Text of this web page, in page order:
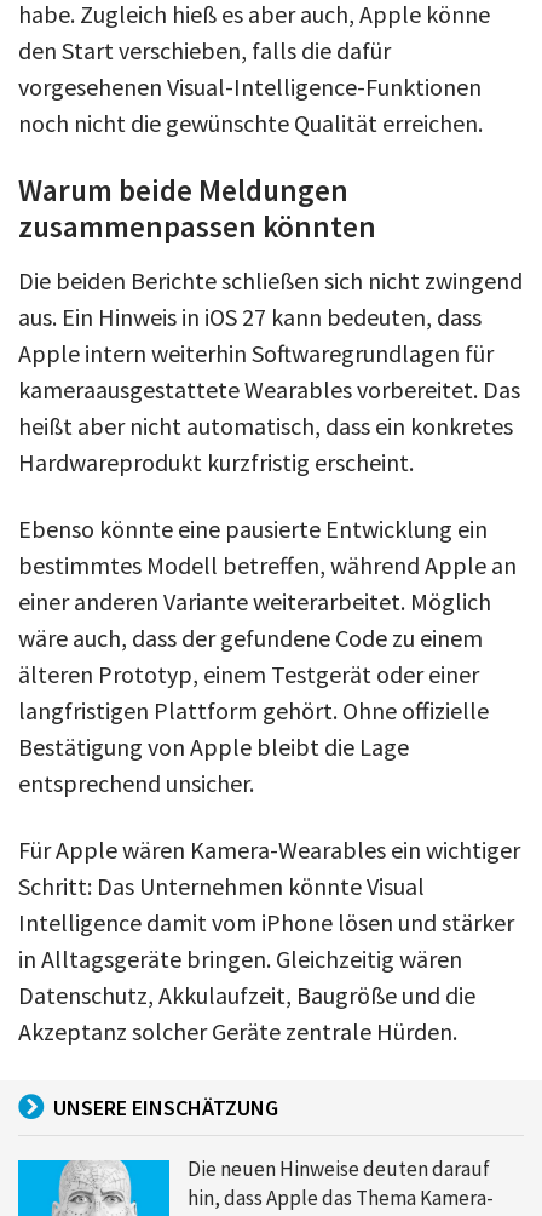
habe. Zugleich hieß es aber auch, Apple könne
den Start verschieben, falls die dafür
vorgesehenen Visual-Intelligence-Funktionen
noch nicht die gewünschte Qualität erreichen.
Warum beide Meldungen
zusammenpassen könnten
Die beiden Berichte schließen sich nicht zwingend
aus. Ein Hinweis in iOS 27 kann bedeuten, dass
Apple intern weiterhin Softwaregrundlagen für
kameraausgestattete Wearables vorbereitet. Das
heißt aber nicht automatisch, dass ein konkretes
Hardwareprodukt kurzfristig erscheint.
Ebenso könnte eine pausierte Entwicklung ein
bestimmtes Modell betreffen, während Apple an
einer anderen Variante weiterarbeitet. Möglich
wäre auch, dass der gefundene Code zu einem
älteren Prototyp, einem Testgerät oder einer
langfristigen Plattform gehört. Ohne offizielle
Bestätigung von Apple bleibt die Lage
entsprechend unsicher.
Für Apple wären Kamera-Wearables ein wichtiger
Schritt: Das Unternehmen könnte Visual
Intelligence damit vom iPhone lösen und stärker
in Alltagsgeräte bringen. Gleichzeitig wären
Datenschutz, Akkulaufzeit, Baugröße und die
Akzeptanz solcher Geräte zentrale Hürden.
UNSERE EINSCHÄTZUNG
Die neuen Hinweise deuten darauf
hin, dass Apple das Thema Kamera-